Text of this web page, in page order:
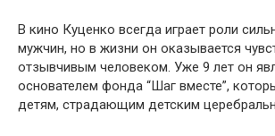
В кино Куценко всегда играет роли
мужчин, но в жизни он оказывается
отзывчивым человеком. Уже 9 лет он
основателем фонда “Шаг вместе”,
детям, страдающим детским